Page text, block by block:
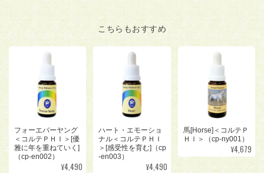
こちらもおすすめ
フォーエバーヤング
＜コルテＰＨＩ＞[優
雅に年を重ねていく]
（cp-en002）
¥4,490
ハート・エモーショ
ナル＜コルテＰＨＩ
＞[感受性を育む]（cp
-en003）
¥4,490
馬[Horse]＜コルテＰ
ＨＩ＞（cp-ny001）
¥4,679